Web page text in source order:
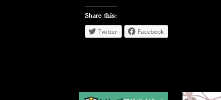
Share this:
Twitter Facebook